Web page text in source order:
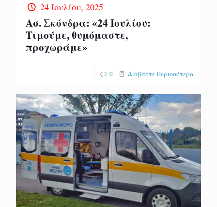
24 Ιουλίου, 2025
Ασ. Σκόνδρα: «24 Ιουλίου:
Τιμούμε, θυμόμαστε,
προχωράμε»
0 Διαβάστε Περισσότερα